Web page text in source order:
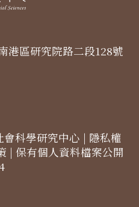
港區研究院路二段128號
科學研究中心 | 隱私權
| 保有個人資料檔案公開